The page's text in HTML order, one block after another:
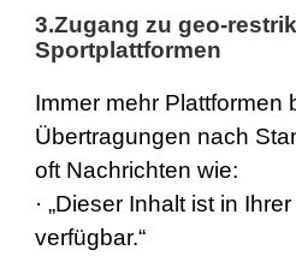
3.Zugang zu geo-
Sportplattformen
Immer mehr Plattformen
Übertragungen nach
oft Nachrichten wie:
· „Dieser Inhalt ist in
verfügbar.“